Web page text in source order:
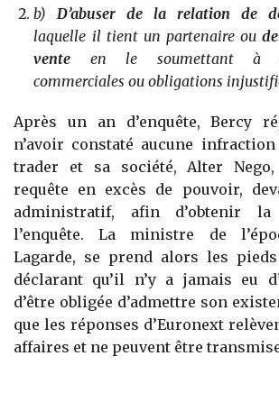
b)D’abuser de la relation de
laquelle il tient un partenaire ou
vente en le soumettant à
commerciales ou obligations
Après un an d’enquête, Bercy
n’avoir constaté aucune infraction
trader et sa société, Alter Nego,
requête en excès de pouvoir,
administratif, afin d’obtenir
l’enquête. La ministre de
Lagarde, se prend alors les
déclarant qu’il n’y a jamais eu
d’être obligée d’admettre son
que les réponses d’Euronext
affaires et ne peuvent être